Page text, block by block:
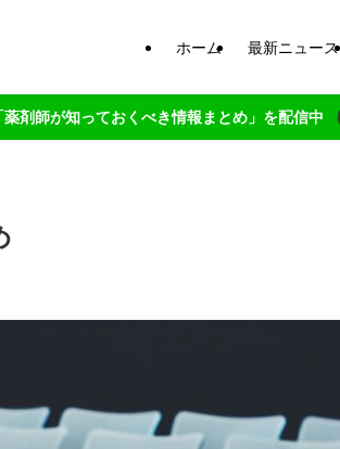
ホーム 最新ニュース
剤師が知っておくべき情報まとめ」を配信中